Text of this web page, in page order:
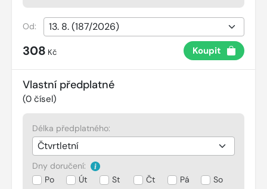
Od:
308 Kč Koupit
Vlastní předplatné
(0 čísel)
Délka předplatného:
Dny doručení:
Po
Út St Čt Pá So